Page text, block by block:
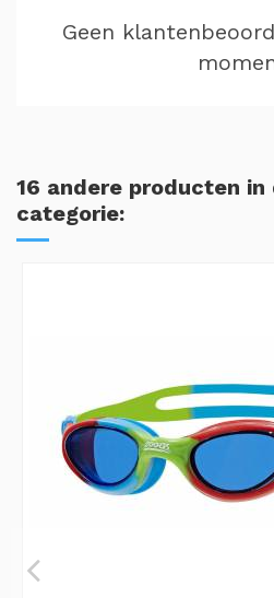
Geen
16 andere producten
categorie: